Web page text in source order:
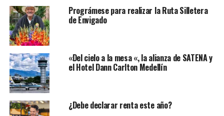
Prográmese para realizar la Ruta Silletera
de Envigado
«Del cielo a la mesa «, la alianza de SATENA y
el Hotel Dann Carlton Medellín
¿Debe declarar renta este año?